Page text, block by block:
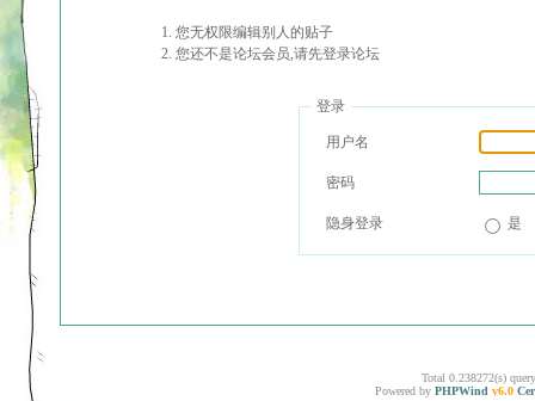
您无权限编辑别人的贴子
您还不是论坛会员,请先登录论坛
登录
用户名
密码
隐身登录 是
Total 0.238272(s)
Powered by PHPWind v6.0